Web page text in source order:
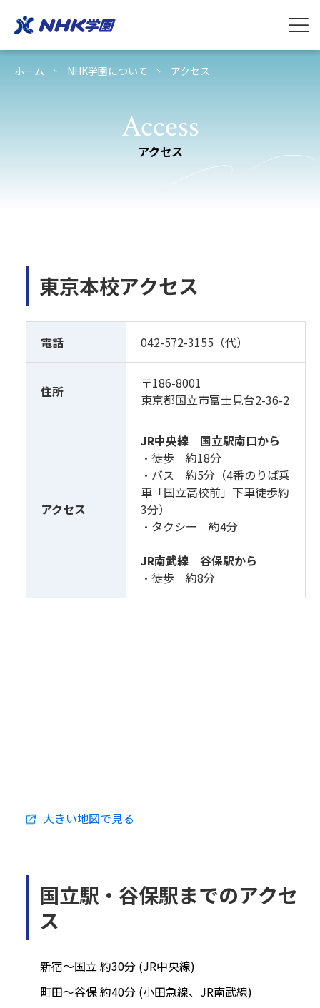
ホーム NHK学園について アクセス
Access
アクセス
東京本校アクセス
電話 042-572-3155（代）
住所
〒186-8001
東京都国立市富士見台2-36-2
アクセス
JR中央線 国立駅南口から
・徒歩 約18分
・バス 約5分（4番のりば乗
車「国立高校前」下車徒歩約
3分）
・タクシー 約4分
JR南武線 谷保駅から
・徒歩 約8分
大きい地図で見る
国立駅・谷保駅までのアクセ
ス
新宿～国立 約30分 (JR中央線)
町田～谷保 約40分 (小田急線、JR南武線)